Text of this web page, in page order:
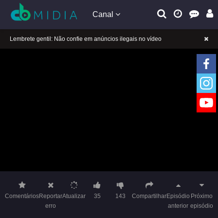
Canal
A tocar：Garota Furacão 2-13
ComentáriosReportar
erro
Atualizar 35 143 CompartilharEpisódio
anterior
Próximo
episódio